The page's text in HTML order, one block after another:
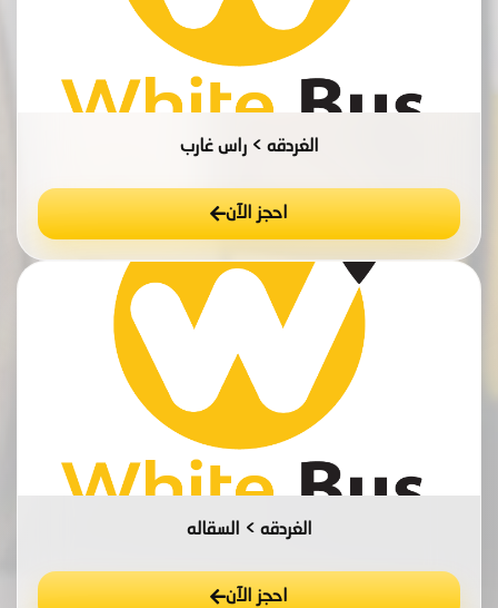
الغردقه > راس غارب
احجز الآن
الغردقه > السقاله
احجز الآن